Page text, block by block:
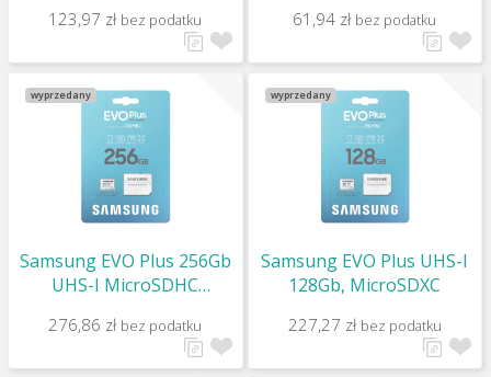
123,97 zł bez podatku 61,94 zł bez podatku
wyprzedany
Samsung EVO Plus 256Gb
UHS-I MicroSDHC
adapteriu
276,86 zł bez podatku
wyprzedany
Samsung EVO Plus UHS-I
128Gb, MicroSDXC
227,27 zł bez podatku